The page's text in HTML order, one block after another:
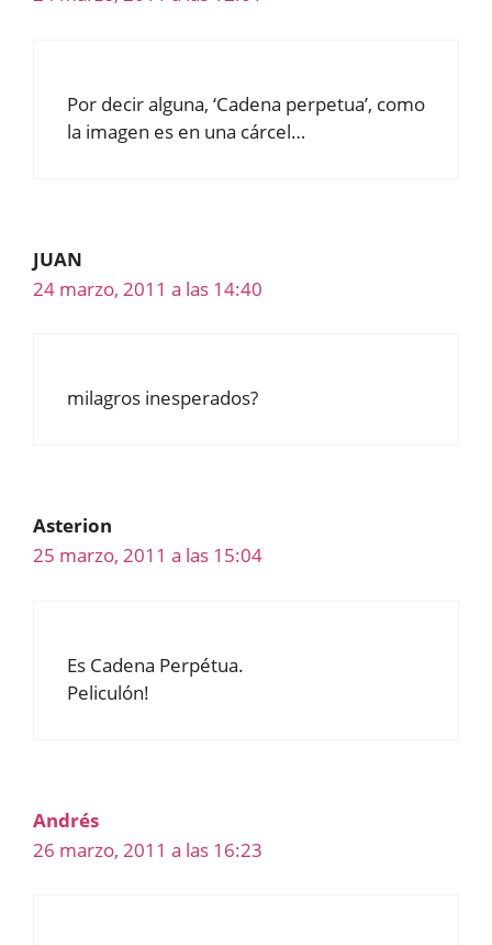
Por decir alguna, ‘Cadena perpetua’, como
la imagen es en una cárcel…
JUAN
24 marzo, 2011 a las 14:40
milagros inesperados?
Asterion
25 marzo, 2011 a las 15:04
Es Cadena Perpétua.
Peliculón!
Andrés
26 marzo, 2011 a las 16:23